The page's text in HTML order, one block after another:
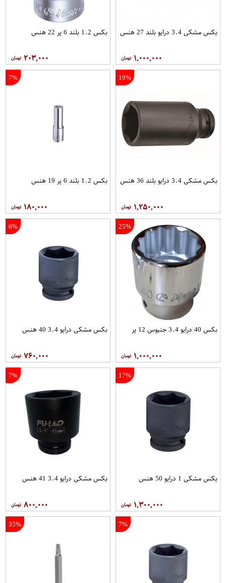
بکس مشکی 3.4 درایو بلند 27 هنس
۱,۰۰۰,۰۰۰
بکس 1.2 بلند 6 پر 22 هنس
۲۰۳,۰۰۰
19%
بکس مشکی 3.4 درایو بلند 36 هنس
۱,۲۵۰,۰۰۰
7%
بکس 1.2 بلند 6 پر 19 هنس
۱۸۰,۰۰۰
25%
بکس 40 درایو 3.4 جنیوس 12 پر
۱,۰۰۰,۰۰۰
6%
بکس مشکی درایو 3.4 40 هنس
۷۶۰,۰۰۰
17%
بکس مشکی 1 درایو 50 هنس
۱,۳۰۰,۰۰۰
7%
بکس مشکی درایو 3.4 41 هنس
۸۰۰,۰۰۰
7%
35%